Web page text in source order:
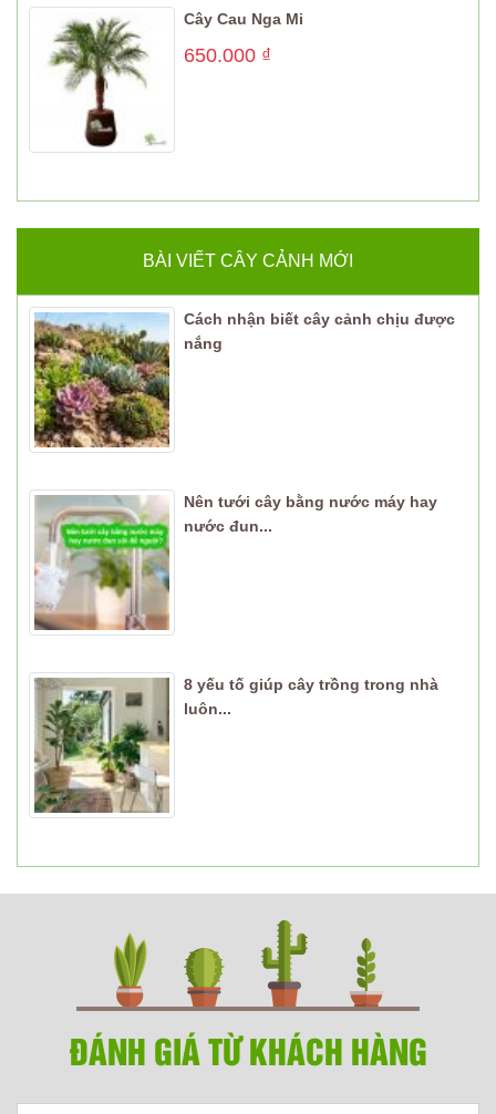
Cây Cau Nga Mi
650.000 ₫
BÀI VIẾT CÂY CẢNH MỚI
Cách nhận biết cây cảnh chịu được
nắng
Nên tưới cây bằng nước máy hay
nước đun...
8 yếu tố giúp cây trồng trong nhà
luôn...
ĐÁNH GIÁ TỪ KHÁCH HÀNG